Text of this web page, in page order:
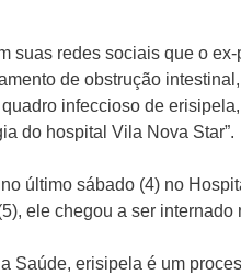
suas redes sociais que o
de obstrução
infeccioso de
do hospital Vila Nova Star”.
último sábado (4) no
ele chegou a ser internado
Saúde, erisipela é um